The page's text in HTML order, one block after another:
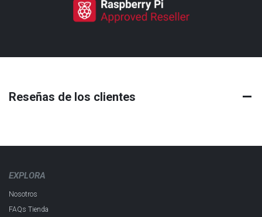
Reseñas de los clientes
EXPLORA
Nosotros
FAQs Tienda